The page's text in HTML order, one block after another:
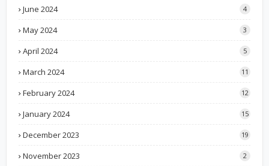
June 2024 4
May 2024 3
April 2024 5
March 2024 11
February 2024 12
January 2024 15
December 2023 19
November 2023 2